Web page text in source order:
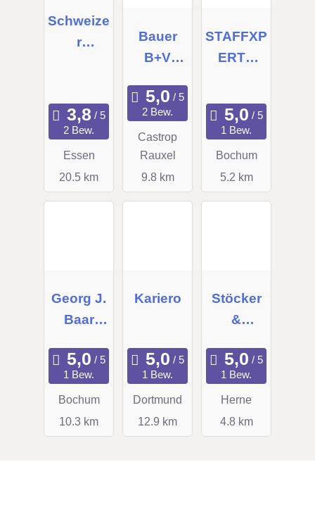
Schweize
r
ment
GmbH &
Co.KG
2 Bew.
Essen
20.5 km
Bauer
B+V
2 Bew.
Castrop
Rauxel
9.8 km
STAFFXP
ERTS
1 Bew.
Bochum
5.2 km
Georg J.
Baar
Personal
beratung
1 Bew.
Bochum
10.3 km
Kariero
1 Bew.
Dortmund
12.9 km
Stöcker
&
GmbH
1 Bew.
Herne
4.8 km